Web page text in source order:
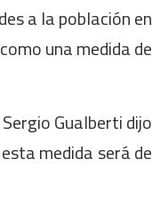
a la población en
una medida de
Gualberti dijo
medida será de